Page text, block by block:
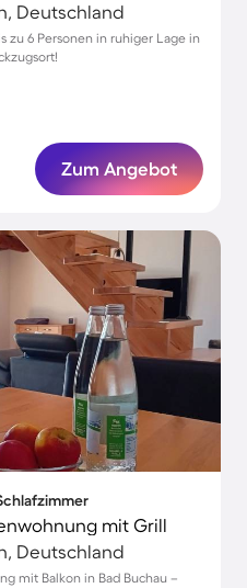
Deutschland
zu 6 Personen in ruhiger Lage in
Zum Angebot
mit Grill
Deutschland
mit Balkon in Bad Buchau –